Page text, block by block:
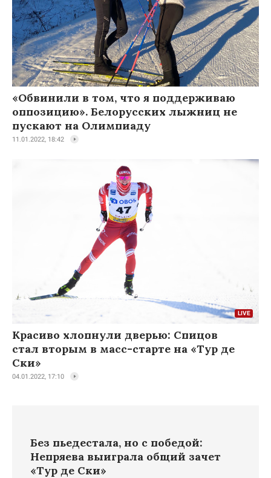
«Обвинили в том, что я поддерживаю
оппозицию». Белорусских лыжниц не
пускают на Олимпиаду
11.01.2022, 18:42
Красиво хлопнули дверью: Спицов
стал вторым в масс-старте на «Тур де
Ски»
04.01.2022, 17:10
Без пьедестала, но с победой:
Непряева выиграла общий зачет
«Тур де Ски»